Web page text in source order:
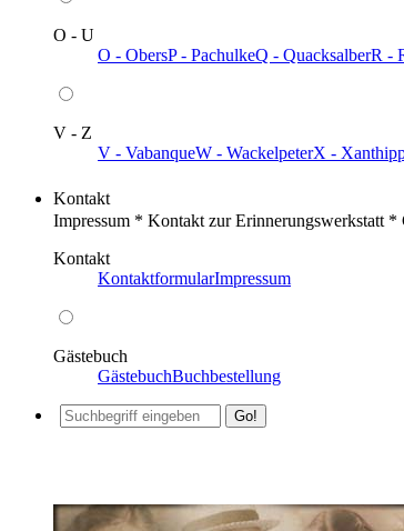
O - U
O - ObersP - PachulkeQ - QuacksalberR -
V - Z
V - VabanqueW - WackelpeterX -
Kontakt
Impressum * Kontakt zur Erinnerungswerkstatt *
Kontakt
KontaktformularImpressum
Gästebuch
GästebuchBuchbestellung